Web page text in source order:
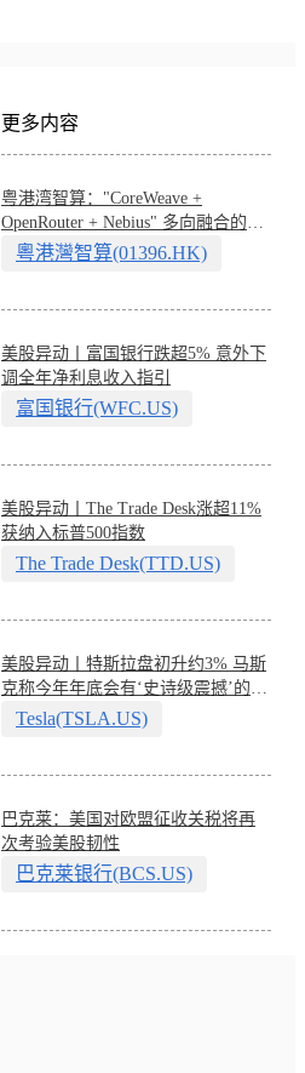
更多内容
粤港湾智算："CoreWeave +
OpenRouter + Nebius" 多向融合的中
国智算新范式
粵港灣智算(01396.HK)
美股异动丨富国银行跌超5% 意外下
调全年净利息收入指引
富国银行(WFC.US)
美股异动丨The Trade Desk涨超11%
获纳入标普500指数
The Trade Desk(TTD.US)
美股异动丨特斯拉盘初升约3% 马斯
克称今年年底会有‘史诗级震撼’的演
示Tesla(TSLA.US)
巴克莱：美国对欧盟征收关税将再
次考验美股韧性
巴克莱银行(BCS.US)